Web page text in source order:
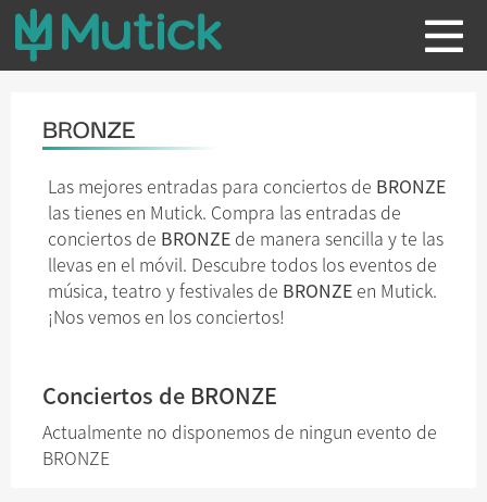
BRONZE
Las mejores entradas para conciertos de BRONZE
las tienes en Mutick. Compra las entradas de
conciertos de BRONZE de manera sencilla y te las
llevas en el móvil. Descubre todos los eventos de
música, teatro y festivales de BRONZE en Mutick.
¡Nos vemos en los conciertos!
Conciertos de BRONZE
Actualmente no disponemos de ningun evento de
BRONZE